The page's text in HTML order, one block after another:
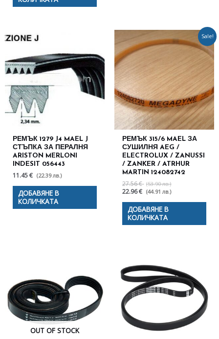
РЕМЪК 1279 J4 MAEL J
СТЪПКА ЗА ПЕРАЛНЯ
ARISTON MERLONI
INDESIT 056443
11.45 € (22.39 лв.)
ДОБАВЯНЕ В
КОЛИЧКАТА
Sale!
РЕМЪК 315/6 MAEL ЗА
СУШИЛНЯ AEG /
ELECTROLUX / ZANUSSI
/ ZANKER / ATRHUR
MARTIN 124082742
27.56 € (53.90 лв.)
price
(53.90
лв.).
22.96 € (44.91 лв.)
Текущата
цена
(44.91
лв.).
ДОБАВЯНЕ В
КОЛИЧКАТА
OUT OF STOCK